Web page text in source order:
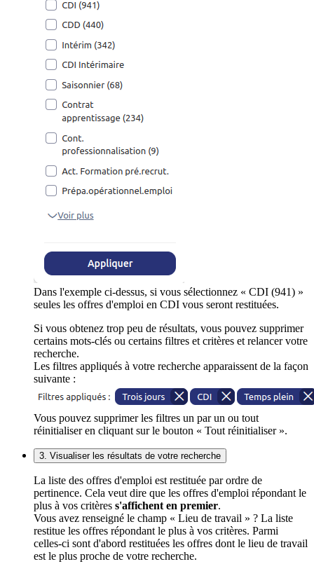
Dans l'exemple ci-dessus, si vous sélectionnez « CDI (941) »
seules les offres d'emploi en CDI vous seront restituées.
Si vous obtenez trop peu de résultats, vous pouvez supprimer
certains mots-clés ou certains filtres et critères et relancer votre
recherche.
Les filtres appliqués à votre recherche apparaissent de la façon
suivante :
Vous pouvez supprimer les filtres un par un ou tout
réinitialiser en cliquant sur le bouton « Tout réinitialiser ».
3. Visualiser les résultats de votre recherche
La liste des offres d'emploi est restituée par ordre de
pertinence. Cela veut dire que les offres d'emploi répondant le
plus à vos critères s'affichent en premier.
Vous avez renseigné le champ « Lieu de travail » ? La liste
restitue les offres répondant le plus à vos critères. Parmi
celles-ci sont d'abord restituées les offres dont le lieu de travail
est le plus proche de votre recherche.